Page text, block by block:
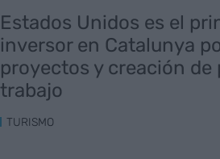
Estados Unidos es el
inversor en Catalunya
proyectos y creación de
trabajo
TURISMO